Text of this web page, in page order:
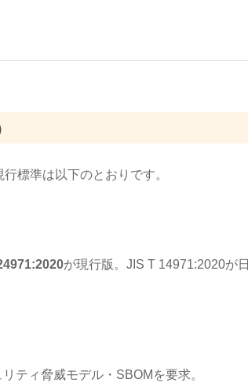
標準は以下のとおりです。
が現行版。JIS T 14971:2020が日
ティ脅威モデル・SBOMを要求。